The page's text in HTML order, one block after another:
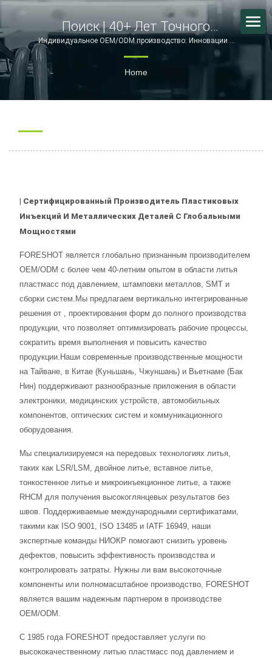
Поиск | 40+ Лет Точного
Формования И Производства
Электроники – FORESHOT
Индивидуальное OEM/ODM производство: Инновации в
штамповке металла и формовании пластика | FORESHOT
Home
| Сертифицированный Производитель Пластиковых
Инъекций И Металлических Деталей С Глобальными
Мощностями
FORESHOT является глобально признанным производителем
OEM/ODM с более чем 40-летним опытом в области литья
пластмасс под давлением, штамповки металлов, SMT и
сборки систем.Мы предлагаем вертикально интегрированные
решения от , проектирования форм до полного производства
продукции, что позволяет оптимизировать рабочие процессы,
сократить время выполнения и повысить качество
продукции.Наши современные производственные мощности
на Тайване, в Китае (Куньшань, Чжуншань) и Вьетнаме (Бак
Нин) поддерживают разнообразные приложения в области
электроники, медицинских устройств, автомобильных
компонентов, оптических систем и коммуникационного
оборудования.
Мы специализируемся на передовых технологиях литья,
таких как LSR/LSM, двойное литье, вставное литье,
тонкостенное литье и микроинъекционное литье, а также
RHCM для получения высокоглянцевых результатов без
швов. Поддерживаемые международными сертификатами,
такими как ISO 9001, ISO 13485 и IATF 16949, наши
экспертные команды НИОКР помогают снизить уровень
дефектов, повысить эффективность производства и
контролировать затраты. Нужны ли вам высокоточные
компоненты или полномасштабное производство, FORESHOT
является вашим надежным партнером в производстве
OEM/ODM.
С 1985 года FORESHOT предоставляет услуги по
высококачественному литью пластмасс под давлением и